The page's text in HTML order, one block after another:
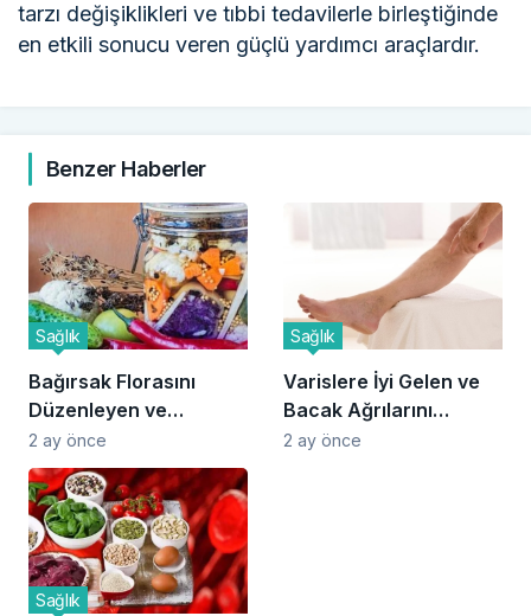
tarzı değişiklikleri ve tıbbi tedavilerle birleştiğinde
en etkili sonucu veren güçlü yardımcı araçlardır.
Benzer Haberler
Bağırsak Florasını
Düzenleyen ve
Hazımsızlığı Bitiren
Besinler
Sağlık
2 ay önce
Varislere İyi Gelen ve
Bacak Ağrılarını
Azaltan Bitkisel
Sağlık
2 ay önce
Sağlık